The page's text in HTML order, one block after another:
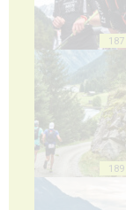
187
189